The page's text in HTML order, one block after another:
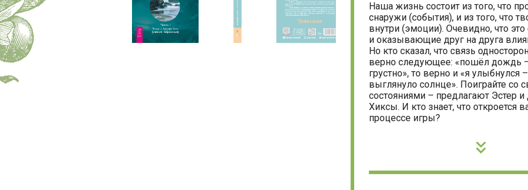
Наша жизнь состоит из того, что
снаружи (события), и из того, что
внутри (эмоции). Очевидно, что
и оказывающие друг на друга
Но кто сказал, что связь
верно следующее: «пошёл дождь
грустно», то верно и «я улыбнулся –
выглянуло солнце». Поиграйте со
состояниями – предлагают Эстер
Хиксы. И кто знает, что откроется
процессе игры?